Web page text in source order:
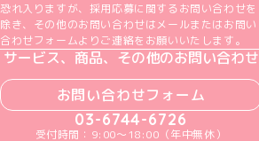
恐れ入りますが、採用応募に関するお問い合わせを
除き、その他のお問い合わせはメールまたはお問い
合わせフォームよりご連絡をお願いいたします。
サービス、商品、その他のお問い合わせ
お問い合わせフォーム
03-6744-6726
受付時間：9:00～18:00（年中無休）